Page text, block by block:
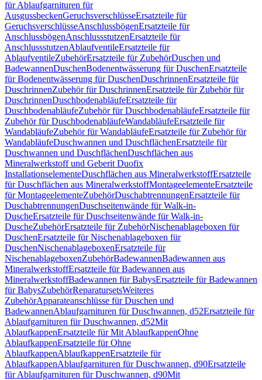
für Ablaufgarnituren für
AusgussbeckenGeruchsverschlüsseErsatzteile für
GeruchsverschlüsseAnschlussbögenErsatzteile für
AnschlussbögenAnschlussstutzenErsatzteile für
AnschlussstutzenAblaufventileErsatzteile für
AblaufventileZubehörErsatzteile für ZubehörDuschen und
BadewannenDuschenBodenentwässerung für DuschenErsatzteile
für Bodenentwässerung für DuschenDuschrinnenErsatzteile für
DuschrinnenZubehör für DuschrinnenErsatzteile für Zubehör für
DuschrinnenDuschbodenabläufeErsatzteile für
DuschbodenabläufeZubehör für DuschbodenabläufeErsatzteile für
Zubehör für DuschbodenabläufeWandabläufeErsatzteile für
WandabläufeZubehör für WandabläufeErsatzteile für Zubehör für
WandabläufeDuschwannen und DuschflächenErsatzteile für
Duschwannen und DuschflächenDuschflächen aus
Mineralwerkstoff und Geberit Duofix
InstallationselementeDuschflächen aus MineralwerkstoffErsatzteile
für Duschflächen aus MineralwerkstoffMontageelementeErsatzteile
für MontageelementeZubehörDuschabtrennungenErsatzteile für
DuschabtrennungenDuschseitenwände für Walk-in-
DuscheErsatzteile für Duschseitenwände für Walk-in-
DuscheZubehörErsatzteile für ZubehörNischenablageboxen für
DuschenErsatzteile für Nischenablageboxen für
DuschenNischenablageboxenErsatzteile für
NischenablageboxenZubehörBadewannenBadewannen aus
MineralwerkstoffErsatzteile für Badewannen aus
MineralwerkstoffBadewannen für BabysErsatzteile für Badewannen
für BabysZubehörReparatursetsWeiteres
ZubehörApparateanschlüsse für Duschen und
BadewannenAblaufgarnituren für Duschwannen, d52Ersatzteile für
Ablaufgarnituren für Duschwannen, d52Mit
AblaufkappenErsatzteile für Mit AblaufkappenOhne
AblaufkappenErsatzteile für Ohne
AblaufkappenAblaufkappenErsatzteile für
AblaufkappenAblaufgarnituren für Duschwannen, d90Ersatzteile
für Ablaufgarnituren für Duschwannen, d90Mit